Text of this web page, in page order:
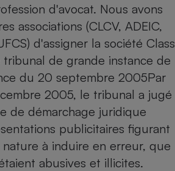
d'avocat. Nous avons
associations (CLCV, ADEIC,
d'assigner la société Class
de grande instance de
du 20 septembre 2005Par
2005, le tribunal a jugé
de démarchage juridique
publicitaires figurant
à induire en erreur, que
abusives et illicites.